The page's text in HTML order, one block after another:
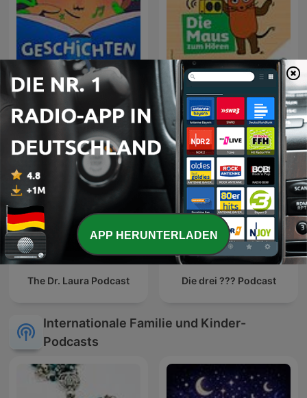
Geschichten für Kinder Die Maus zum Hören
The Dr. Laura Podcast Die drei ??? Podcast
Internationale Familie und Kinder-
Podcasts
APP HERUNTERLADEN